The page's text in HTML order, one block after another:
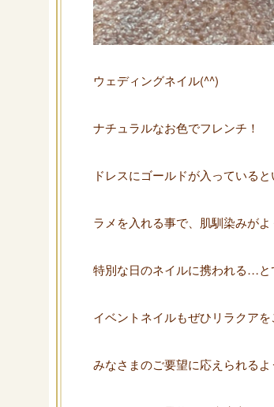
ウェディングネイル(^^)
ナチュラルなお色でフレンチ！
ドレスにゴールドが入っている
ラメを入れる事で、肌馴染みが
特別な日のネイルに携われる…と
イベントネイルもぜひリラクア
みなさまのご要望に応えられる